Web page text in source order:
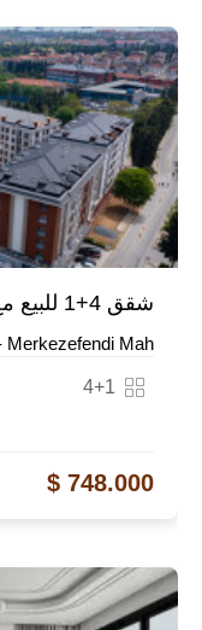
شقق 4+1 للبيع مع مرافق متكاملة في زيتون بورنو
Merkezefendi Mah.
4+1
748.000 $